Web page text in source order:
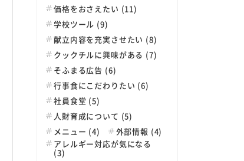
価格をおさえたい (11)
学校ツール (9)
献立内容を充実させたい (8)
クックチルに興味がある (7)
そふまる広告 (6)
行事食にこだわりたい (6)
社員食堂 (5)
人財育成について (5)
メニュー (4)
外部情報 (4)
アレルギー対応が気になる
(3)